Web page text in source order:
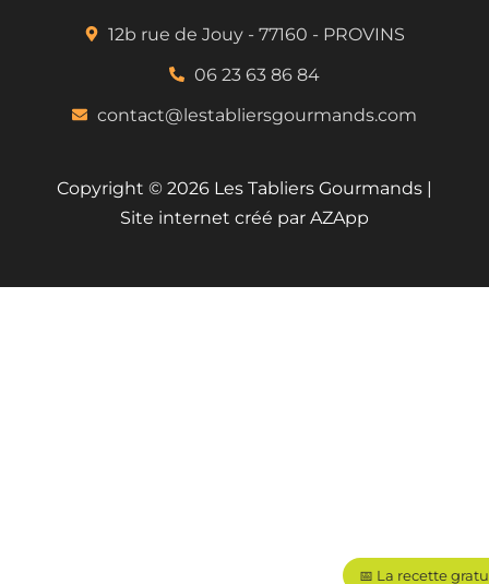
12b rue de Jouy - 77160 - PROVINS
06 23 63 86 84
contact@lestabliersgourmands.com
Copyright © 2026 Les Tabliers Gourmands |
Site internet créé par AZApp
📅 La recette